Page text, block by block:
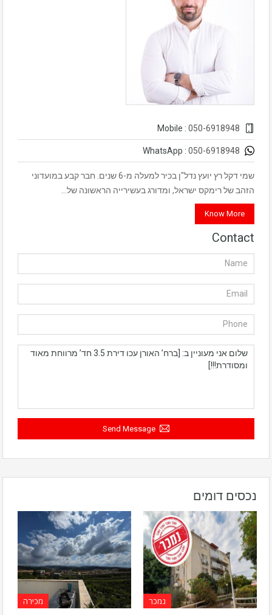
050-6918948
050-6918948
שמי דקל רץ יועץ נדל"ן בכיר למעלה מ-6 שנים. חבר קבע במועדוני
הזהב של רימקס ישראל, ומדורג בעשירייה הראשונה של…
Know More
Contact
Send Message
נכסים דומים
נמכר מכירה